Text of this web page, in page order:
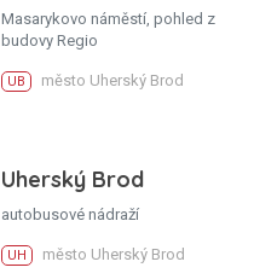
Masarykovo náměstí, pohled z
budovy Regio
UB město Uherský Brod
Uherský Brod
autobusové nádraží
UH město Uherský Brod